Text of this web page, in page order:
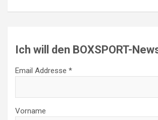
Ich will den BOXSPORT-
Email Addresse *
Vorname